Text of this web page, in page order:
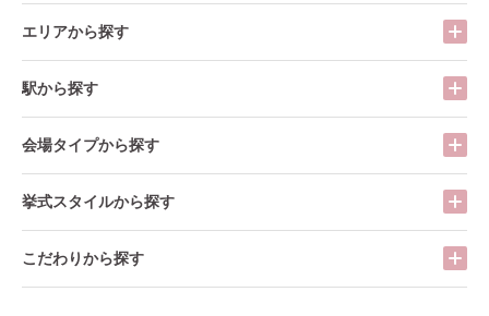
エリアから探す
駅から探す
会場タイプから探す
挙式スタイルから探す
こだわりから探す